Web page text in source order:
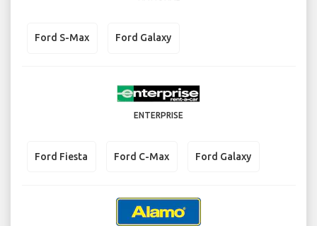
Ford S-Max Ford Galaxy
ENTERPRISE
Ford Fiesta Ford C-Max Ford Galaxy